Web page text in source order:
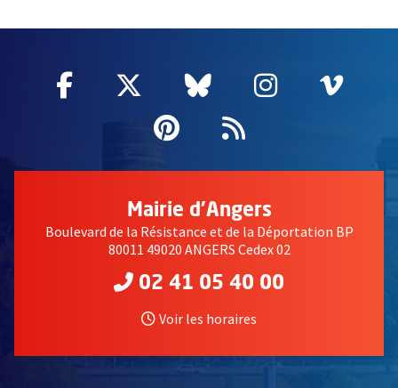
Facebook
, Ouvre une nouvelle fenêtre
Twitter
, Ouvre une nouvelle
Bluesky
, Ouvre une
Instagram
, Ouvre
,
Pinterest
, Ouvre une
Flux RSS
Mairie d'Angers
Boulevard de la Résistance et de la Déportation BP
80011 49020 ANGERS Cedex 02
02 41 05 40 00
Voir les horaires